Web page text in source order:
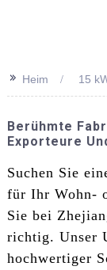
>> Heim 15
Berühmte
Exporteure
Suchen Sie
für Ihr Wohn-
Sie bei
richtig. Unser
hochwertiger